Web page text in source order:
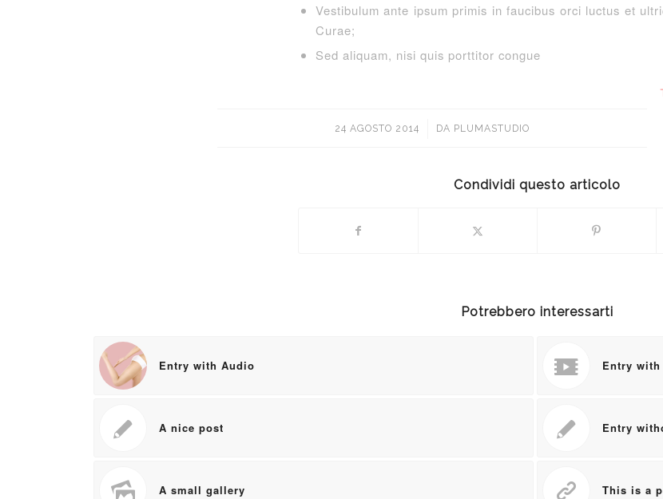
Vestibulum ante ipsum primis in faucibus orci luctus et
Curae;
Sed aliquam, nisi quis porttitor congue
24 AGOSTO 2014
/ DA PLUMASTUDIO
Condividi questo articolo
Potrebbero interessarti
Entry with Audio Entry with
A nice post Entry
A small gallery This is a